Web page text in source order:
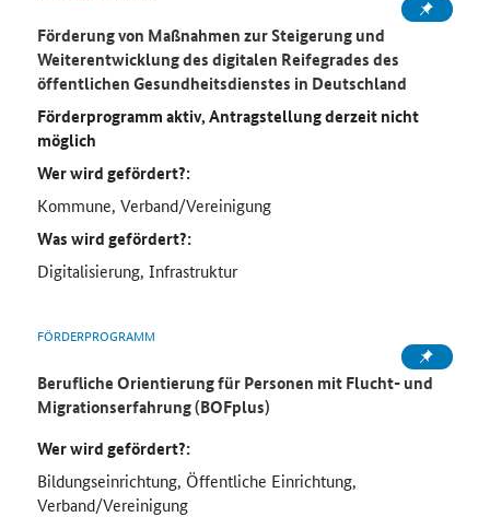
Förderung von Maßnahmen zur Steigerung und
Weiterentwicklung des digitalen Reifegrades des
öffentlichen Gesundheitsdienstes in Deutschland
Förderprogramm aktiv, Antragstellung derzeit nicht
möglich
Wer wird gefördert?:
Kommune, Verband/Vereinigung
Was wird gefördert?:
Digitalisierung, Infrastruktur
FÖRDERPROGRAMM
Berufliche Orientierung für Personen mit Flucht- und
Migrationserfahrung (BOFplus)
Wer wird gefördert?:
Bildungseinrichtung, Öffentliche Einrichtung,
Verband/Vereinigung